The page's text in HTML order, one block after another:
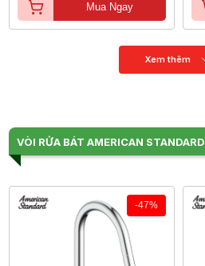
Mua Ngay
Xem thêm
VÒI RỬA BÁT AMERICAN STANDARD
-47%